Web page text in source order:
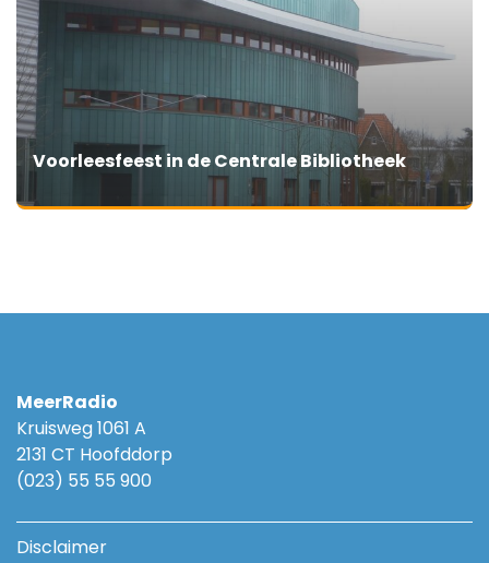
Voorleesfeest in de Centrale Bibliotheek
MeerRadio
Kruisweg 1061 A
2131 CT Hoofddorp
(023) 55 55 900
Disclaimer